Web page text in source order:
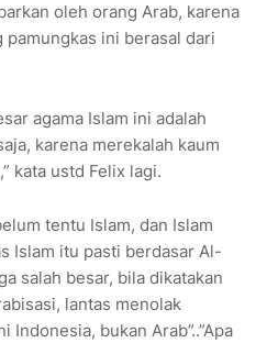
oleh orang Arab, karena
pamungkas ini berasal dari
agama Islam ini adalah
karena merekalah kaum
kata ustd Felix lagi.
tentu Islam, dan Islam
Islam itu pasti berdasar Al-
salah besar, bila dikatakan
lantas menolak
Indonesia, bukan Arab”..”Apa